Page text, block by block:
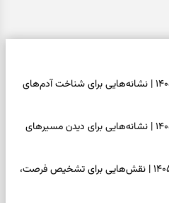
فال اسم امروز یکشنبه ۱۸ مرداد ۱۴۰۵ | نشانه‌هایی برای شناخت آدم‌های
فال چای امروز یکشنبه ۱۸ مرداد ۱۴۰۵ | نشانه‌هایی برای دیدن مسیرهای
فال قهوه امروز یکشنبه ۱۸ مرداد ۱۴۰۵ | نقش‌هایی برای تشخیص فرصت،